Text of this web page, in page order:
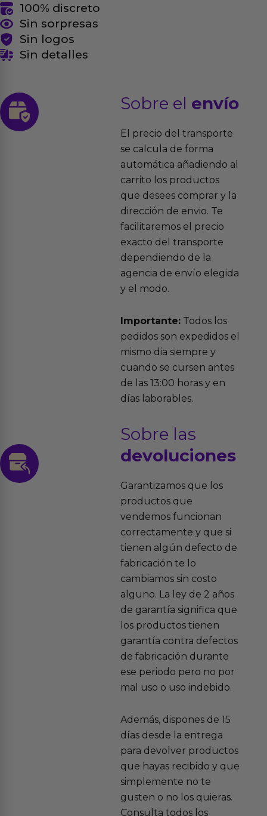
100% discreto
Sin sorpresas
Sin logos
Sin detalles
Sobre el envío
El precio del transporte
se calcula de forma
automática añadiendo al
carrito los productos
que desees comprar y la
dirección de envio. Te
facilitaremos el precio
exacto del transporte
dependiendo de la
agencia de envío elegida
y el modo.
Importante:Todos los
pedidos son expedidos el
mismo dia siempre y
cuando se cursen antes
de las 13:00 horas y en
días laborables.
Sobre las
devoluciones
Garantizamos que los
productos que
vendemos funcionan
correctamente y que si
tienen algún defecto de
fabricación te lo
cambiamos sin costo
alguno. La ley de 2 años
de garantía significa que
los productos tienen
garantía contra defectos
de fabricación durante
ese periodo pero no por
mal uso o uso indebido.
Además, dispones de 15
días desde la entrega
para devolver productos
que hayas recibido y que
simplemente no te
gusten o no los quieras.
Consulta todos los